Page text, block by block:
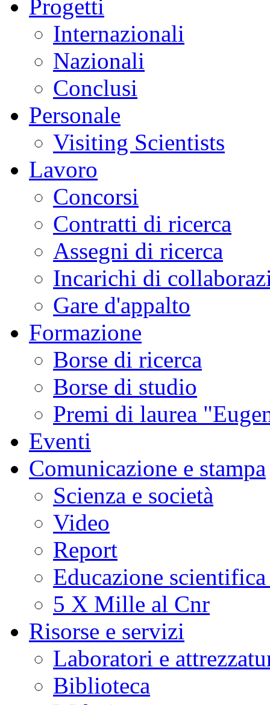
Progetti
Internazionali
Nazionali
Conclusi
Personale
Visiting Scientists
Lavoro
Concorsi
Contratti di ricerca
Assegni di ricerca
Incarichi di
Gare d'appalto
Formazione
Borse di ricerca
Borse di studio
Premi di laurea
Eventi
Comunicazione e stampa
Scienza e società
Video
Report
Educazione
5 X Mille al Cnr
Risorse e servizi
Laboratori e
Biblioteca